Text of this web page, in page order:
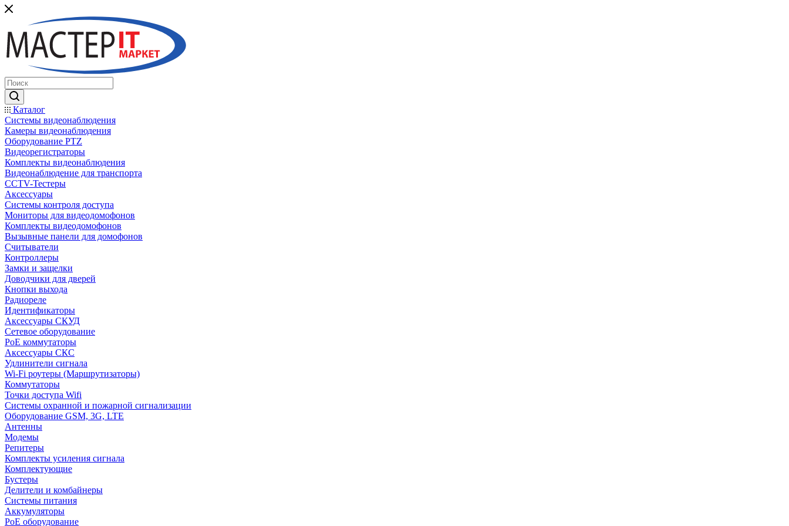
Каталог
Системы видеонаблюдения
Камеры видеонаблюдения
Оборудование PTZ
Видеорегистраторы
Комплекты видеонаблюдения
Видеонаблюдение для транспорта
CCTV-Тестеры
Аксессуары
Системы контроля доступа
Мониторы для видеодомофонов
Комплекты видеодомофонов
Вызывные панели для домофонов
Считыватели
Контроллеры
Замки и защелки
Доводчики для дверей
Кнопки выхода
Радиореле
Идентификаторы
Аксессуары СКУД
Сетевое оборудование
PoE коммутаторы
Аксессуары СКС
Удлинители сигнала
Wi-Fi роутеры (Маршрутизаторы)
Коммутаторы
Точки доступа Wifi
Системы охранной и пожарной сигнализации
Оборудование GSM, 3G, LTE
Антенны
Модемы
Репитеры
Комплекты усиления сигнала
Комплектующие
Бустеры
Делители и комбайнеры
Системы питания
Аккумуляторы
PoE оборудование